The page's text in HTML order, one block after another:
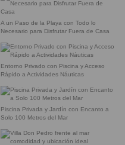
A un Paso de la Playa con Todo lo
Necesario para Disfrutar Fuera de Casa
Entorno Privado con Piscina y Acceso
Rápido a Actividades Náuticas
Piscina Privada y Jardín con Encanto a
Solo 100 Metros del Mar